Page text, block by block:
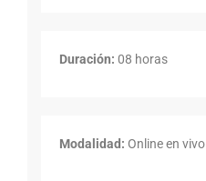
Duración: 08 horas
Modalidad: Online en vivo